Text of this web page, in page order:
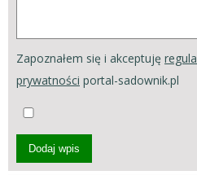
Zapoznałem się i akceptuję
prywatności portal-sadownik.pl
Dodaj wpis